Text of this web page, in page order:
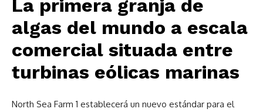
La primera granja de
algas del mundo a escala
comercial situada entre
turbinas eólicas marinas
North Sea Farm 1 establecerá un nuevo estándar para el